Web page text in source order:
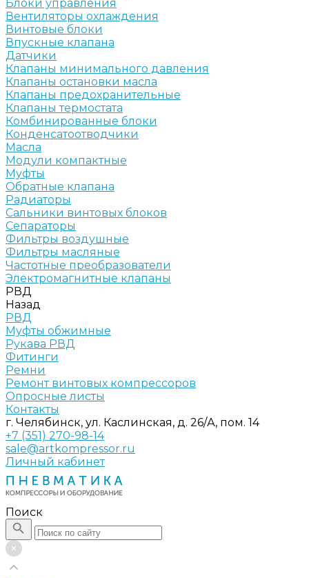
Блоки управления
Вентиляторы охлаждения
Винтовые блоки
Впускные клапана
Датчики
Клапаны минимального давления
Клапаны остановки масла
Клапаны предохранительные
Клапаны термостата
Комбинированные блоки
Конденсатоотводчики
Масла
Модули компактные
Муфты
Обратные клапана
Радиаторы
Сальники винтовых блоков
Сепараторы
Фильтры воздушные
Фильтры масляные
Частотные преобразователи
Электромагнитные клапаны
РВД
Назад
РВД
Муфты обжимные
Рукава РВД
Фитинги
Ремни
Ремонт винтовых компрессоров
Опросные листы
Контакты
г. Челябинск, ул. Каслинская, д. 26/А, пом. 14
+7 (351) 270-98-14
sale@artkompressor.ru
Личный кабинет
Поиск